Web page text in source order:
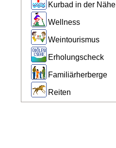
Kurbad in der Nähe
Wellness
Weintourismus
Erholungscheck
Familiärherberge
Reiten